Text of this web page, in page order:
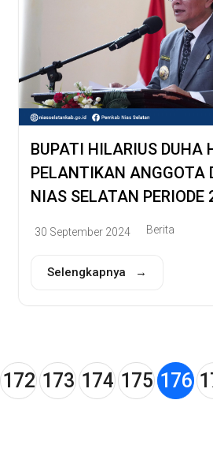
BUPATI HILARIUS DUHA
PELANTIKAN ANGGOTA
NIAS SELATAN PERIODE
30 September 2024 Berita
Selengkapnya →
172 173 174 175 176